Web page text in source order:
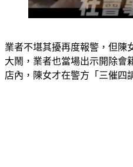
業者不堪其擾再度報警，但陳
大鬧，業者也當場出示開除會
店內，陳女才在警方「三催四